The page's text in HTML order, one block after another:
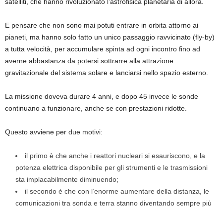
E pensare che non sono mai potuti entrare in orbita attorno ai
pianeti, ma hanno solo fatto un unico passaggio ravvicinato (fly-by)
a tutta velocità, per accumulare spinta ad ogni incontro fino ad
averne abbastanza da potersi sottrarre alla attrazione
gravitazionale del sistema solare e lanciarsi nello spazio esterno.
La missione doveva durare 4 anni, e dopo 45 invece le sonde
continuano a funzionare, anche se con prestazioni ridotte.
Questo avviene per due motivi:
il primo è che anche i reattori nucleari si esauriscono, e la
potenza elettrica disponibile per gli strumenti e le trasmissioni
sta implacabilmente diminuendo;
il secondo è che con l’enorme aumentare della distanza, le
comunicazioni tra sonda e terra stanno diventando sempre più